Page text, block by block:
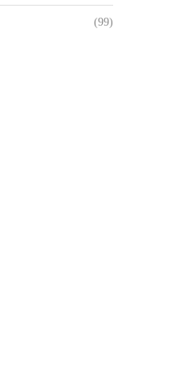
(99)